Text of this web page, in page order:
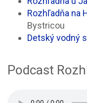
Rozhľadňa na
Bystricou
Detský vodný
Podcast